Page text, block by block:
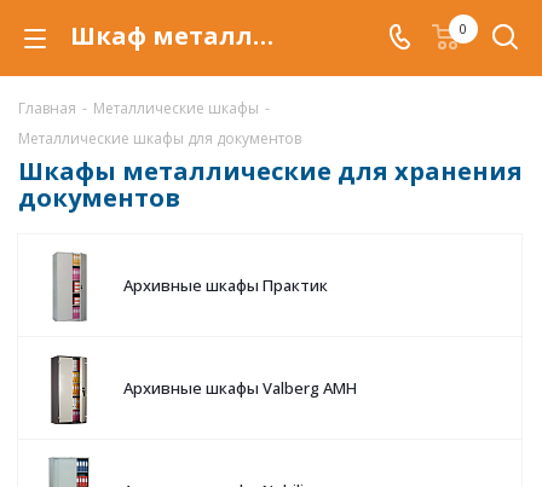
Шкаф металлический для документов купить по низкой цене в Воронеже, архивный шкаф для документов 0
Главная - Металлические шкафы -
Металлические шкафы для документов
Шкафы металлические для хранения
документов
Архивные шкафы Практик
Архивные шкафы Valberg AMH